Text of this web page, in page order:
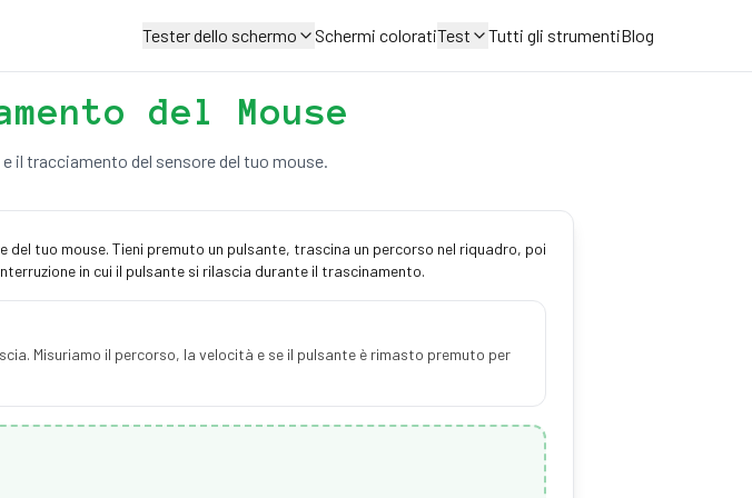
Tester dello schermo Schermi coloratiTest Tutti gli strumentiBlog
del Mouse
il tracciamento del sensore del tuo mouse.
tuo mouse. Tieni premuto un pulsante, trascina un percorso nel riquadro, poi
in cui il pulsante si rilascia durante il trascinamento.
Misuriamo il percorso, la velocità e se il pulsante è rimasto premuto per